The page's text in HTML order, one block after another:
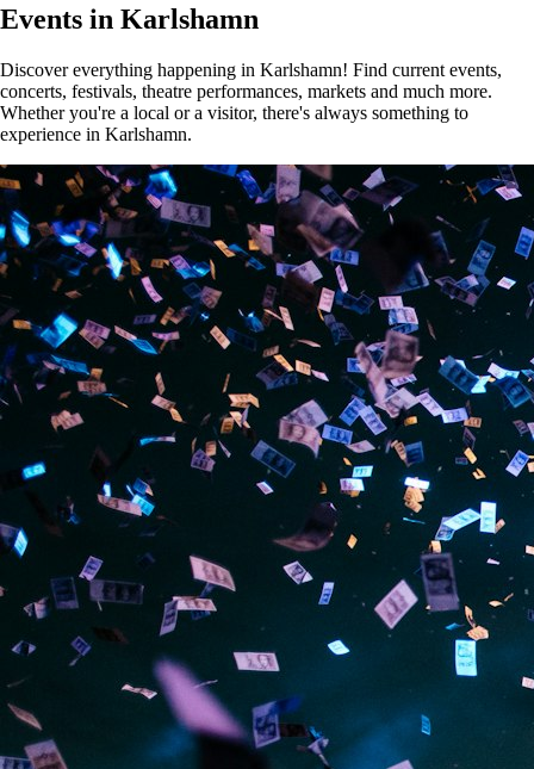
Events in Karlshamn
Discover everything happening in Karlshamn! Find current events,
concerts, festivals, theatre performances, markets and much more.
Whether you're a local or a visitor, there's always something to
experience in Karlshamn.